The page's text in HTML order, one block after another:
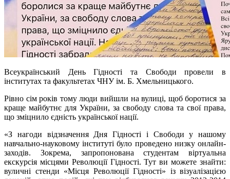
Всеукраїнський День Гідності та Свободи провели в
інститутах та факультетах ЧНУ ім. Б. Хмельницького.
Рівно сім років тому люди вийшли на вулиці, щоб боротися за
краще майбутнє для України, за свободу слова та свої права,
що зміцнило єдність української нації.
«З нагоди відзначення Дня Гідності і Свободи у нашому
навчально-науковому інституті було проведено низку онлайн-
заходів. Зокрема, запропонована студентам віртуальна
екскурсія місцями Революції Гідності. Тут ви можете знайти:
вуличні стенди «Місця Революції Гідності» із візуалізацією